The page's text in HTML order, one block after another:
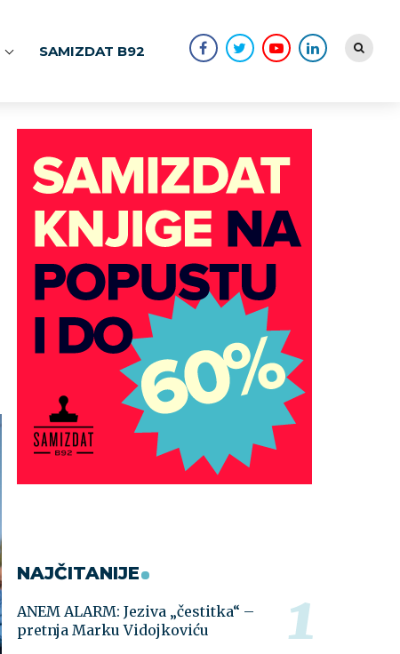
SAMIZDAT B92
NAJČITANIJE
ANEM ALARM: Jeziva „čestitka“ –
pretnja Marku Vidojkoviću